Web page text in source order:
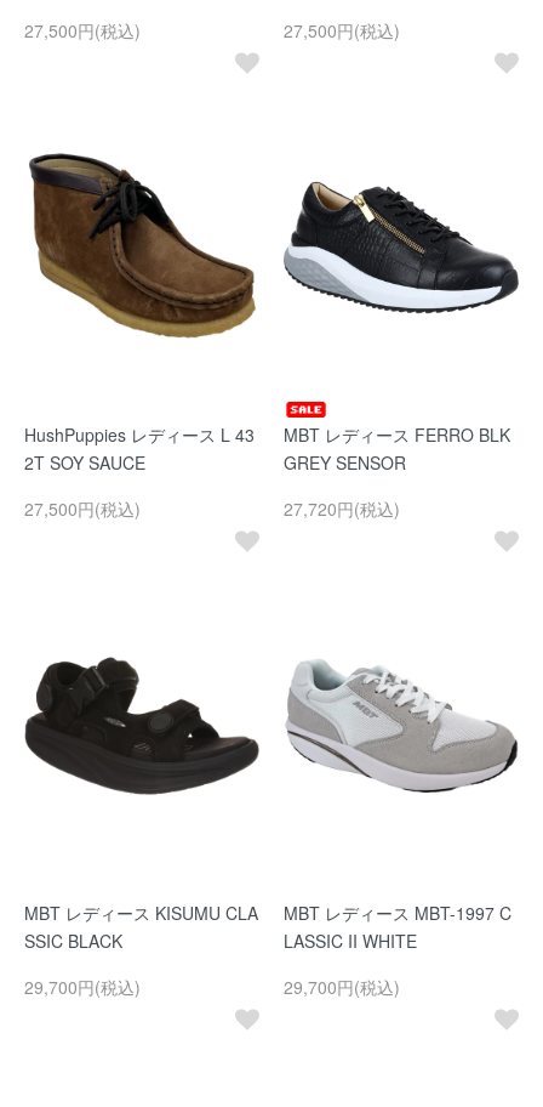
27,500円(税込) 27,500円(税込)
HushPuppies レディース L 43
2T SOY SAUCE
27,500円(税込)
MBT レディース FERRO BLK
GREY SENSOR
27,720円(税込)
MBT レディース KISUMU CLA
SSIC BLACK
29,700円(税込)
MBT レディース MBT-1997 C
LASSIC II WHITE
29,700円(税込)